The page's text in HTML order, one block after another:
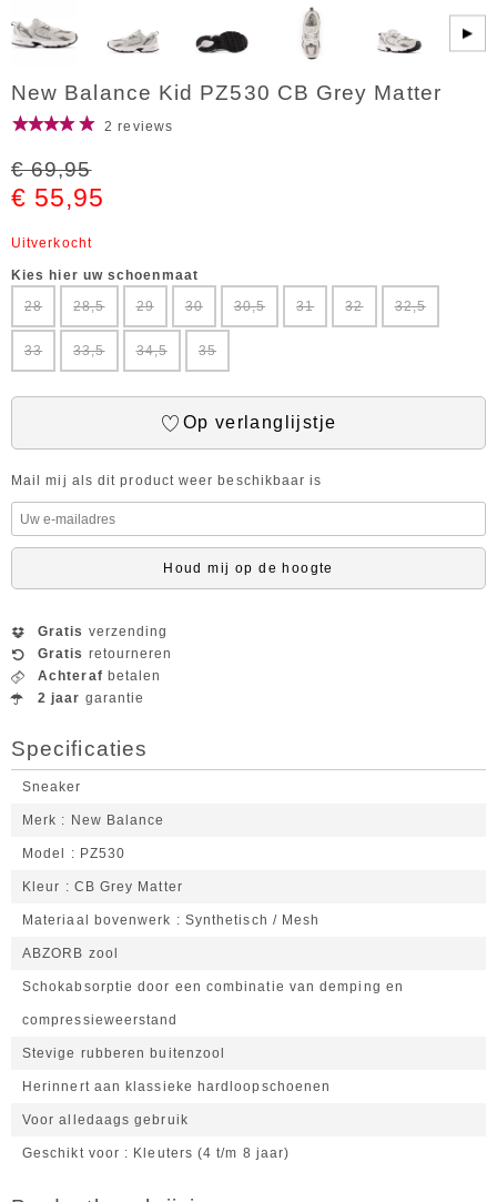
▶
New Balance Kid PZ530 CB Grey Matter
2 reviews
€ 69,95
€ 55,95
Uitverkocht
Kies hier uw schoenmaat
28
28,5 29 30 30,5 31 32 32,5
33 33,5 34,5 35
Op verlanglijstje
Mail mij als dit product weer beschikbaar is
Houd mij op de hoogte
Gratis verzending
Gratis retourneren
Achteraf betalen
2 jaar garantie
Specificaties
Sneaker
Merk New Balance
Model PZ530
Kleur CB Grey Matter
Materiaal bovenwerk Synthetisch / Mesh
ABZORB zool
Schokabsorptie door een combinatie van demping en
compressieweerstand
Stevige rubberen buitenzool
Herinnert aan klassieke hardloopschoenen
Voor alledaags gebruik
Geschikt voor Kleuters (4 t/m 8 jaar)